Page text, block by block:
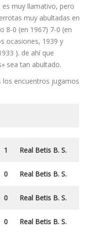
muy llamativo, pero
muy abultadas en
8-0 (en 1967) 7-0 (en
ocasiones, 1939 y
). de ahí que
sea tan abultado.
encuentros jugamos
1 Real Betis B. S.
0 Real Betis B. S.
0 Real Betis B. S.
0 Real Betis B. S.